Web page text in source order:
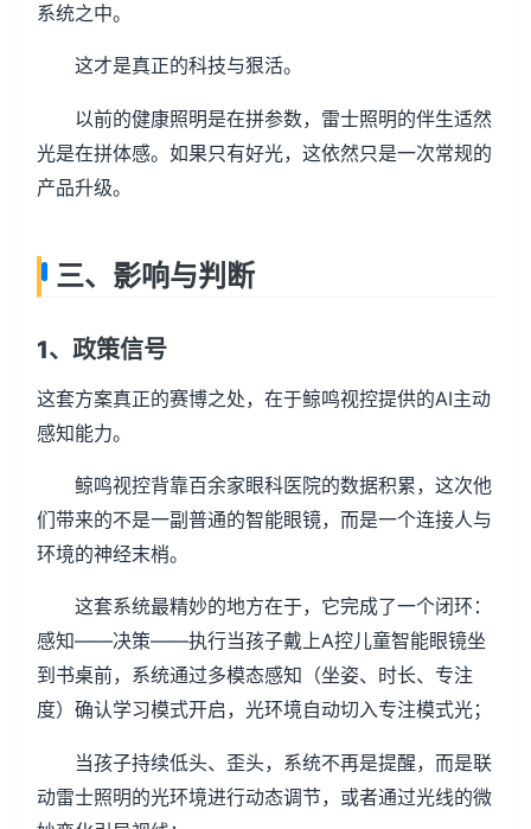
系统之中。
这才是真正的科技与狠活。
以前的健康照明是在拼参数，雷士照明的伴生适然
光是在拼体感。如果只有好光，这依然只是一次常规的
产品升级。
三、影响与判断
1、政策信号
这套方案真正的赛博之处，在于鲸鸣视控提供的AI主动
感知能力。
鲸鸣视控背靠百余家眼科医院的数据积累，这次他
们带来的不是一副普通的智能眼镜，而是一个连接人与
环境的神经末梢。
这套系统最精妙的地方在于，它完成了一个闭环：
感知――决策――执行当孩子戴上A控儿童智能眼镜坐
到书桌前，系统通过多模态感知（坐姿、时长、专注
度）确认学习模式开启，光环境自动切入专注模式光；
当孩子持续低头、歪头，系统不再是提醒，而是联
动雷士照明的光环境进行动态调节，或者通过光线的微